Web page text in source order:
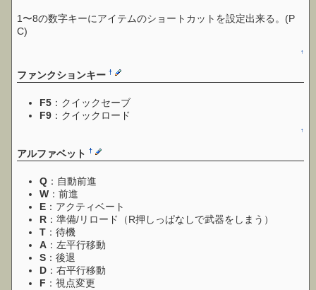
1〜8の数字キーにアイテムのショートカットを設定出来る。(P
C)
↑
ファンクションキー†
F5 ：クイックセーブ
F9 ：クイックロード
↑
アルファベット†
Q ：自動前進
W ：前進
E ：アクティベート
R ：準備/リロード（R押しっぱなしで武器をしまう）
T ：待機
A ：左平行移動
S ：後退
D ：右平行移動
F ：視点変更